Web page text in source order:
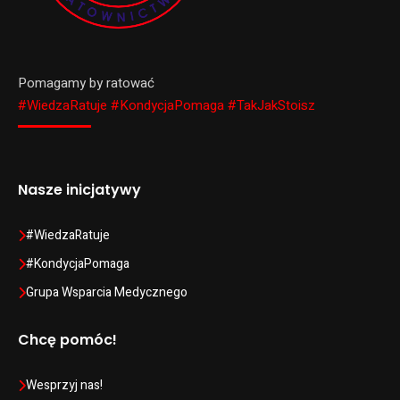
Pomagamy by ratować
#WiedzaRatuje #KondycjaPomaga #TakJakStoisz
Nasze inicjatywy
#WiedzaRatuje
#KondycjaPomaga
Grupa Wsparcia Medycznego
Chcę pomóc!
Wesprzyj nas!